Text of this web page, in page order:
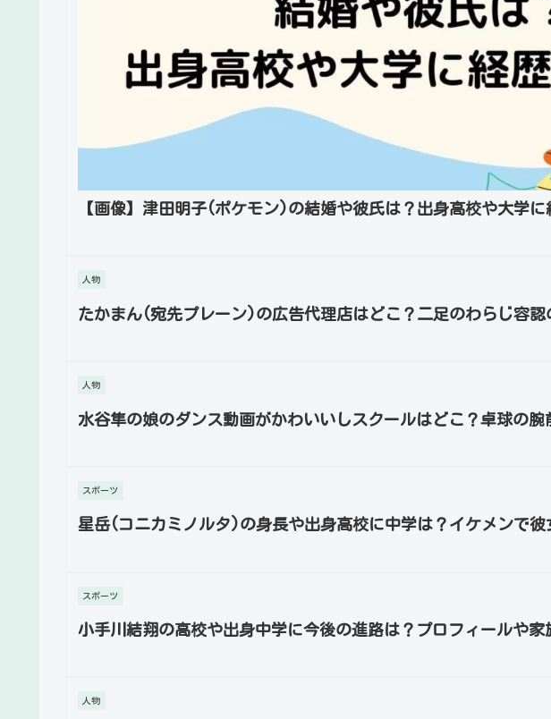
【画像】津田明子(ポケモン)の結婚や彼氏は？出身高校や大学に
人物
たかまん(宛先プレーン)の広告代理店はどこ？二足のわらじ容認
人物
水谷隼の娘のダンス動画がかわいいしスクールはどこ？卓球の腕
スポーツ
星岳(コニカミノルタ)の身長や出身高校に中学は？イケメンで彼
スポーツ
小手川結翔の高校や出身中学に今後の進路は？プロフィールや家
人物